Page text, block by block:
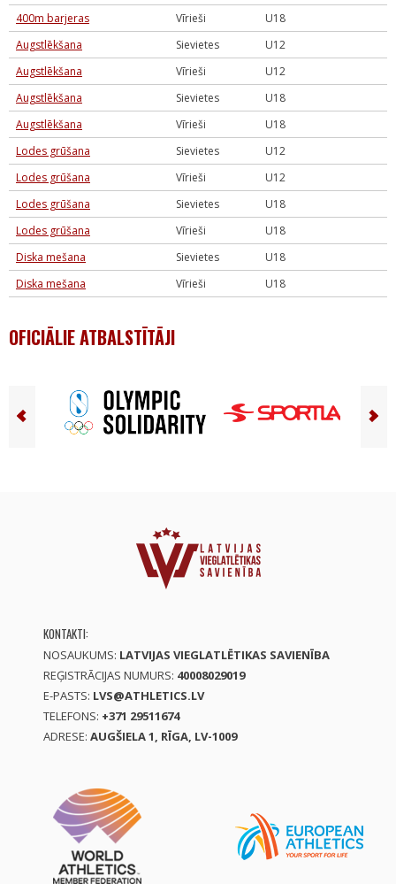
400m barjeras
Vīrieši
U18
Augstlēkšana
Sievietes
U12
Augstlēkšana
Vīrieši
U12
Augstlēkšana
Sievietes
U18
Augstlēkšana
Vīrieši
U18
Lodes grūšana
Sievietes
U12
Lodes grūšana
Vīrieši
U12
Lodes grūšana
Sievietes
U18
Lodes grūšana
Vīrieši
U18
Diska mešana
Sievietes
U18
Diska mešana
Vīrieši U18
OFICIĀLIE ATBALSTĪTĀJI
KONTAKTI:
NOSAUKUMS: LATVIJAS VIEGLATLĒTIKAS SAVIENĪBA
REĢISTRĀCIJAS NUMURS: 40008029019
E-PASTS: LVS@ATHLETICS.LV
TELEFONS: +371 29511674
ADRESE: AUGŠIELA 1, RĪGA, LV-1009